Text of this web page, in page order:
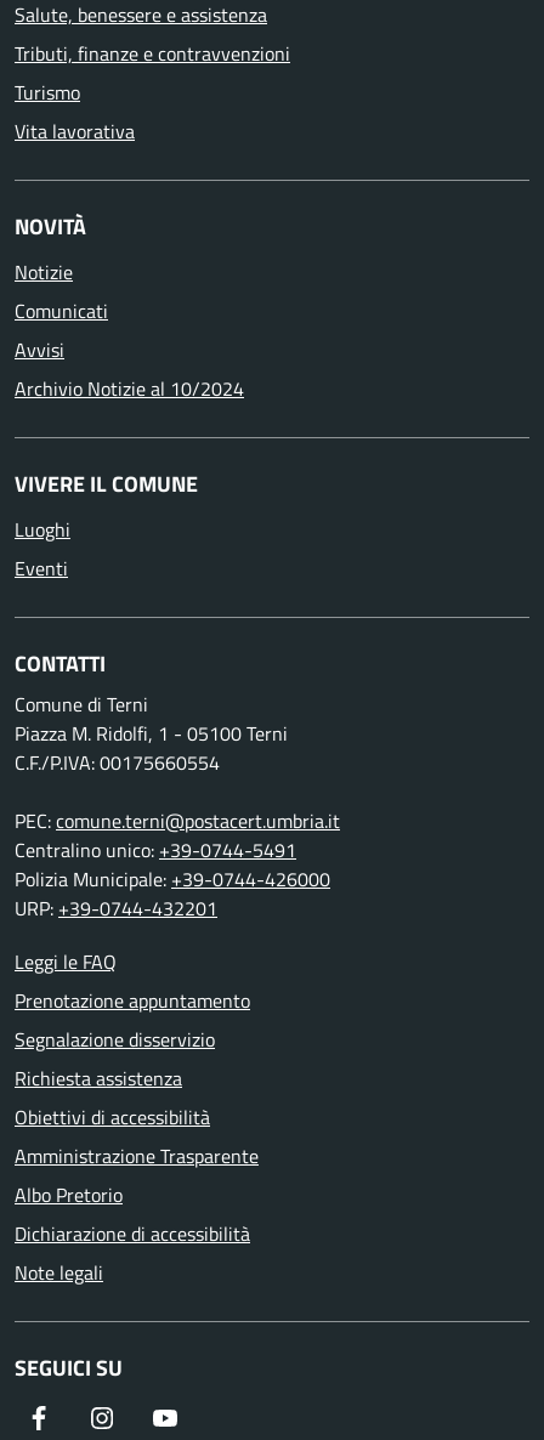
Salute, benessere e assistenza
Tributi, finanze e contravvenzioni
Turismo
Vita lavorativa
NOVITÀ
Notizie
Comunicati
Avvisi
Archivio Notizie al 10/2024
VIVERE IL COMUNE
Luoghi
Eventi
CONTATTI
Comune di Terni
Piazza M. Ridolfi, 1 - 05100 Terni
C.F./P.IVA: 00175660554
PEC:comune.terni@postacert.umbria.it
Centralino unico: +39-0744-5491
Polizia Municipale: +39-0744-426000
URP: +39-0744-432201
Leggi le FAQ
Prenotazione appuntamento
Segnalazione disservizio
Richiesta assistenza
Obiettivi di accessibilità
Amministrazione Trasparente
Albo Pretorio
Dichiarazione di accessibilità
Note legali
SEGUICI SU